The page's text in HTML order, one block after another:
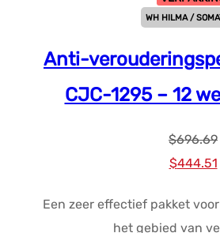
WH HILMA /
Anti-
CJC-1295 – 12
$696.69
was:
$444.51
Een zeer effectief pakket
het gebied van